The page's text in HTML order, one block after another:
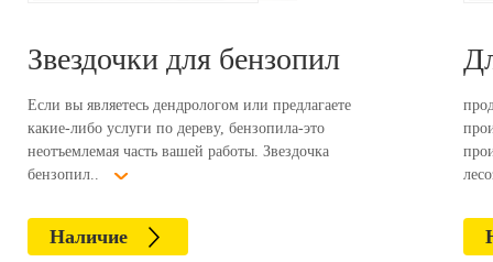
Звездочки для бензопил
Если вы являетесь дендрологом или предлагаете
какие-либо услуги по дереву, бензопила-это
неотъемлемая часть вашей работы. Звездочка
бензопил..
Наличие